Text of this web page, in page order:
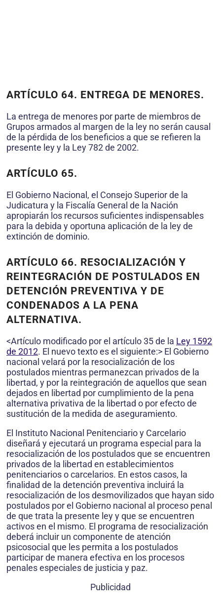
ARTÍCULO 64. ENTREGA DE MENORES.
La entrega de menores por parte de miembros de
Grupos armados al margen de la ley no serán causal
de la pérdida de los beneficios a que se refieren la
presente ley y la Ley 782 de 2002.
ARTÍCULO 65.
El Gobierno Nacional, el Consejo Superior de la
Judicatura y la Fiscalía General de la Nación
apropiarán los recursos suficientes indispensables
para la debida y oportuna aplicación de la ley de
extinción de dominio.
ARTÍCULO 66. RESOCIALIZACIÓN Y
REINTEGRACIÓN DE POSTULADOS EN
DETENCIÓN PREVENTIVA Y DE
CONDENADOS A LA PENA
ALTERNATIVA.
<Artículo modificado por el artículo 35 de la Ley 1592
de 2012. El nuevo texto es el siguiente:> El Gobierno
nacional velará por la resocialización de los
postulados mientras permanezcan privados de la
libertad, y por la reintegración de aquellos que sean
dejados en libertad por cumplimiento de la pena
alternativa privativa de la libertad o por efecto de
sustitución de la medida de aseguramiento.
El Instituto Nacional Penitenciario y Carcelario
diseñará y ejecutará un programa especial para la
resocialización de los postulados que se encuentren
privados de la libertad en establecimientos
penitenciarios o carcelarios. En estos casos, la
finalidad de la detención preventiva incluirá la
resocialización de los desmovilizados que hayan sido
postulados por el Gobierno nacional al proceso penal
de que trata la presente ley y que se encuentren
activos en el mismo. El programa de resocialización
deberá incluir un componente de atención
psicosocial que les permita a los postulados
participar de manera efectiva en los procesos
penales especiales de justicia y paz.
Publicidad